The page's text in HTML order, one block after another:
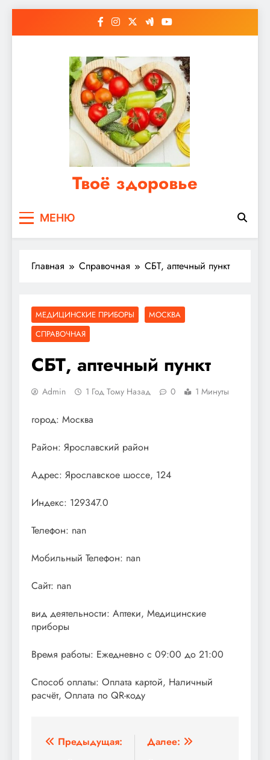
Твоё здоровье
мужском здоровье
МЕНЮ
Главная Справочная СБТ, аптечный пункт
МЕДИЦИНСКИЕ ПРИБОРЫ
МОСКВА
СПРАВОЧНАЯ
СБТ, аптечный пункт
Admin 1 Год Тому Назад 0 1 Минуты
город: Москва
Район: Ярославский район
Адрес: Ярославское шоссе, 124
Индекс: 129347.0
Телефон: nan
Мобильный Телефон: nan
Сайт: nan
вид деятельности: Аптеки, Медицинские
приборы
Время работы: Ежедневно с 09:00 до 21:00
Способ оплаты: Оплата картой, Наличный
расчёт, Оплата по QR-коду
Навигация
Предыдущая:
Далее: